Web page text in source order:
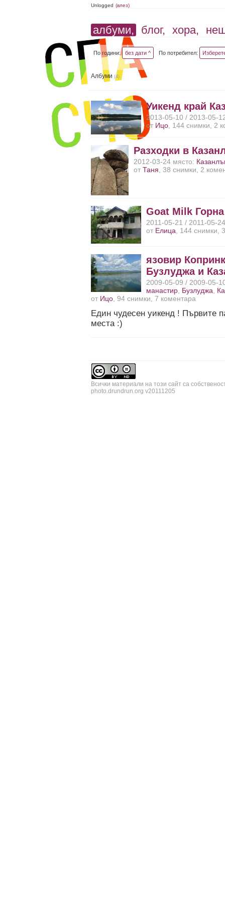
Unlogged (влез)
албуми, блог, хора,
По години: без дати ^ По потребител:
Албуми(4)
Уикенд край
2013-05-10 / 2013-05-
от Ицо , 144 снимки, 2
Разходки в
2012-03-24 място:
отТаня , 38 снимки, 2
Goat Milk
2011-05-21 / 2011-05-
от Елица , 144 снимки,
язовир
Бузлуджа и
2009-05-09 / 2009-05-
манастир Бузлуджа
от Ицо , 94 снимки, 7 коментара
Един чудесен уикенд ! Първите
места :)
Всички материали на този сайт са
photo.drundrun.org v20111205